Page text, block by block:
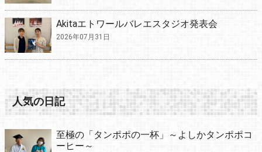
Akitaエトワールバレエスタジオ発表会
2026年07月31日
人気の日記
至極の「タンポポの一杯」～よしかタンポポコ
ーヒー～